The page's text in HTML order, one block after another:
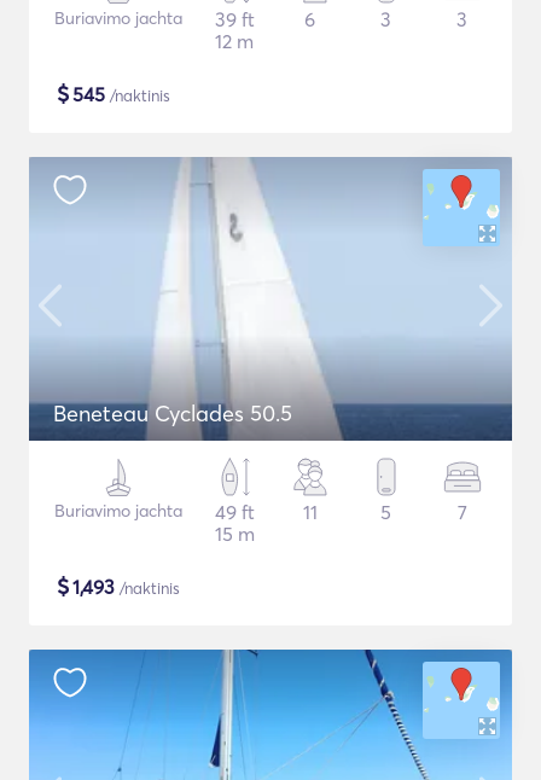
Buriavimo jachta
39 ft
12 m
6 3 3
$545 /naktinis
Beneteau Cyclades 50.5
Buriavimo jachta
49 ft
15 m
11 5 7
$1,493 /naktinis